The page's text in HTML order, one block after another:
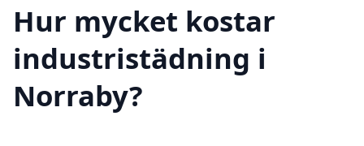
Hur mycket kostar
industristädning i
Norraby?